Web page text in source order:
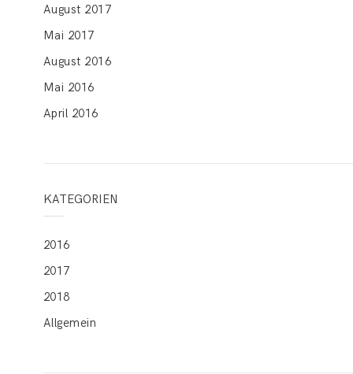
August 2017
Mai 2017
August 2016
Mai 2016
April 2016
KATEGORIEN
2016
2017
2018
Allgemein